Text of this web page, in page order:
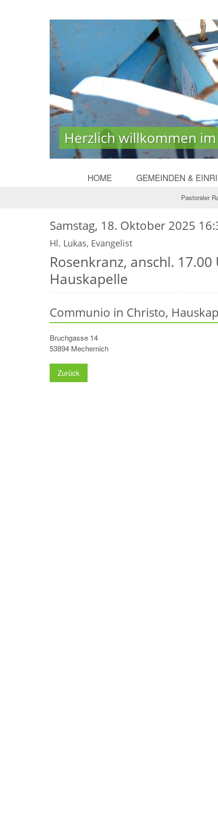
Herzlich willkommen
Herzlich willkommen
HOME GEMEINDEN &
Pastoraler
Rosenkranz, anschl.
Hauskapelle
Samstag, 18. Oktober 2025
Hl. Lukas, Evangelist
Communio in Christo,
Bruchgasse 14
53894 Mechernich
Zurück